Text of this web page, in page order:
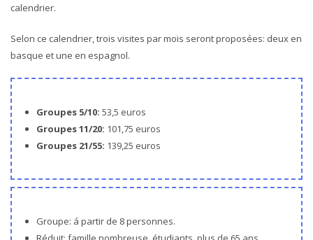
calendrier.
Selon ce calendrier, trois visites par mois seront proposées: deux en
basque et une en espagnol.
Groupes 5/10: 53,5 euros
Groupes11/20: 101,75 euros
Groupes 21/55: 139,25 euros
Groupe: á partir de 8 personnes.